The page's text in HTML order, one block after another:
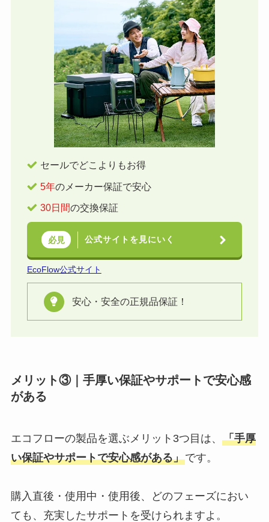
セールでどこよりもお得
5年のメーカー保証で安心
30日間の交換保証
必見 公式サイトを見にいく
EcoFlow公式サイト
安心・安全の正規品保証！
メリット③｜手厚い保証やサポートで安心感
がある
エコフローの製品を選ぶメリット3つ目は、 「手厚
い保証やサポートで安心感がある」です。
購入直後・使用中・使用後、どのフェーズにおい
ても、充実したサポートを受けられますよ。